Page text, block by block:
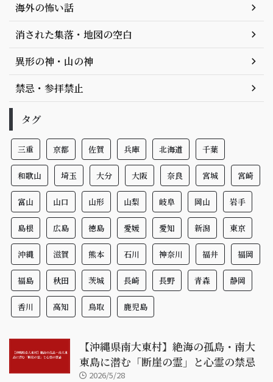
海外の怖い話
消された集落・地図の空白
異形の神・山の神
禁忌・参拝禁止
タグ
三重 京都 佐賀 兵庫 北海道 千葉
和歌山 埼玉 大分 大阪 奈良 宮城 宮崎
富山 山口 山形 山梨 岐阜 岡山 岩手
島根 広島 徳島 愛媛 愛知 新潟 東京
沖縄 滋賀 熊本 石川 神奈川 福井 福岡
福島 秋田 茨城 長崎 長野 青森 静岡
香川 高知 鳥取 鹿児島
【沖縄県南大東村】絶海の孤島・南大
東島に潜む「断崖の霊」と心霊の禁忌
2026/5/28